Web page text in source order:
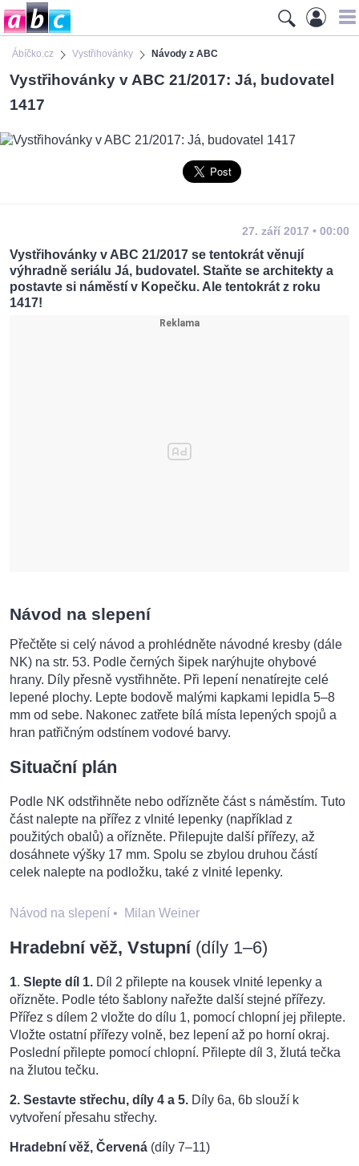
Ábíčko.cz Vystřihovánky Návody z ABC
Vystřihovánky v ABC 21/2017: Já, budovatel
1417
27. září 2017 • 00:00
Vystřihovánky v ABC 21/2017 se tentokrát věnují
výhradně seriálu Já, budovatel. Staňte se architekty a
postavte si náměstí v Kopečku. Ale tentokrát z roku
1417!
Návod na slepení
Přečtěte si celý návod a prohlédněte návodné kresby (dále
NK) na str. 53. Podle černých šipek narýhujte ohybové
hrany. Díly přesně vystřihněte. Při lepení nenatírejte celé
lepené plochy. Lepte bodově malými kapkami lepidla 5–8
mm od sebe. Nakonec zatřete bílá místa lepených spojů a
hran patřičným odstínem vodové barvy.
Situační plán
Podle NK odstřihněte nebo odřízněte část s náměstím. Tuto
část nalepte na přířez z vlnité lepenky (například z
použitých obalů) a ořízněte. Přilepujte další přířezy, až
dosáhnete výšky 17 mm. Spolu se zbylou druhou částí
celek nalepte na podložku, také z vlnité lepenky.
Návod na slepení • Milan Weiner
Hradební věž, Vstupní (díly 1–6)
1. Slepte díl 1. Díl 2 přilepte na kousek vlnité lepenky a
ořízněte. Podle této šablony nařežte další stejné přířezy.
Přířez s dílem 2 vložte do dílu 1, pomocí chlopní jej přilepte.
Vložte ostatní přířezy volně, bez lepení až po horní okraj.
Poslední přilepte pomocí chlopní. Přilepte díl 3, žlutá tečka
na žlutou tečku.
2. Sestavte střechu, díly 4 a 5. Díly 6a, 6b slouží k
vytvoření přesahu střechy.
Hradební věž, Červená (díly 7–11)